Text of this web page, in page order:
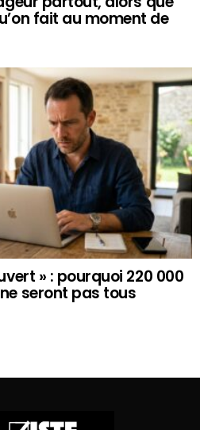
fait au moment de
» : pourquoi 220 000
seront pas tous